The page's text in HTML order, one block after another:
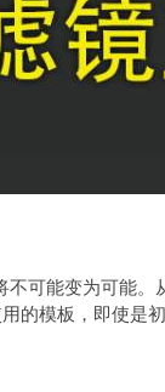
不可能变为可能
的模板，即使是